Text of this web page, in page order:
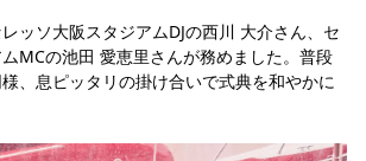
ー
子供のサッカースクール
ル その他スポーツクラブ
ッソ大阪スタジアムDJの西川 大介さん、セ
MCの池田 愛恵里さんが務めました。普段
、息ピッタリの掛け合いで式典を和やかに